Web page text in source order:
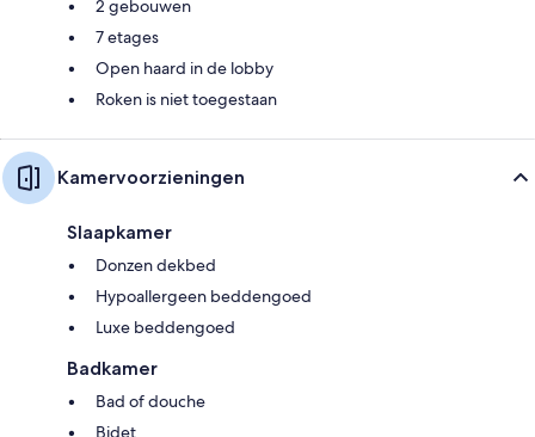
2 gebouwen
7 etages
Open haard in de lobby
Roken is niet toegestaan
Kamervoorzieningen
Slaapkamer
Donzen dekbed
Hypoallergeen beddengoed
Luxe beddengoed
Badkamer
Bad of douche
Bidet